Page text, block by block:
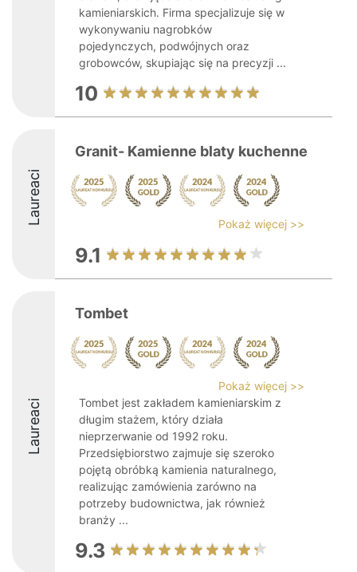
kamieniarskich. Firma specjalizuje się w
wykonywaniu nagrobków
pojedynczych, podwójnych oraz
grobowców, skupiając się na precyzji ...
10
Laureaci
Granit- Kamienne blaty kuchenne
Pokaż więcej >>
9.1
Laureaci
Tombet
Pokaż więcej >>
Tombet jest zakładem kamieniarskim z
długim stażem, który działa
nieprzerwanie od 1992 roku.
Przedsiębiorstwo zajmuje się szeroko
pojętą obróbką kamienia naturalnego,
realizując zamówienia zarówno na
potrzeby budownictwa, jak również
branży ...
9.3